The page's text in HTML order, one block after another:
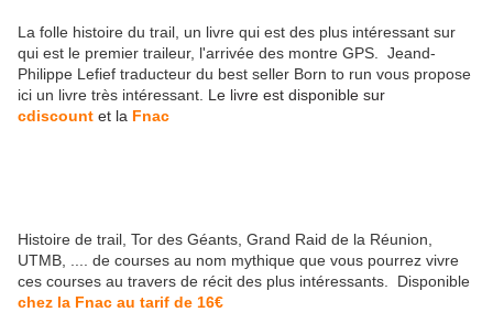
La folle histoire du trail, un livre qui est des plus intéressant sur
qui est le premier traileur, l'arrivée des montre GPS. Jeand-
Philippe Lefief traducteur du best seller Born to run vous propose
ici un livre très intéressant. Le livre est disponible sur
cdiscount et la Fnac
Histoire de trail, Tor des Géants, Grand Raid de la Réunion,
UTMB, .... de courses au nom mythique que vous pourrez vivre
ces courses au travers de récit des plus intéressants. Disponible
chez la Fnac au tarif de 16€